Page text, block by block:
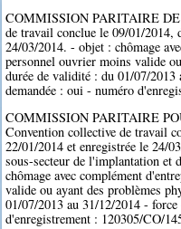
COMMISSION PARITAIRE
de travail conclue le 09/01/2014,
24/03/2014. - objet : chômage
personnel ouvrier moins valide
durée de validité : du 01/07/
demandée : oui - numéro
COMMISSION PARITAIRE
Convention collective de travail
22/01/2014 et enregistrée le 24/
sous-secteur de l'implantation et
chômage avec complément
valide ou ayant des problèmes
01/07/2013 au 31/12/2014 -
d'enregistrement : 120305/CO/